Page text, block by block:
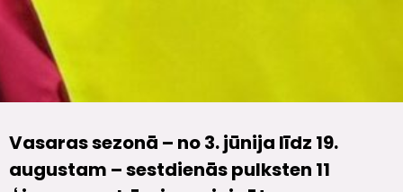
Vasaras sezonā – no 3. jūnija līdz 19.
augustam – sestdienās pulksten 11